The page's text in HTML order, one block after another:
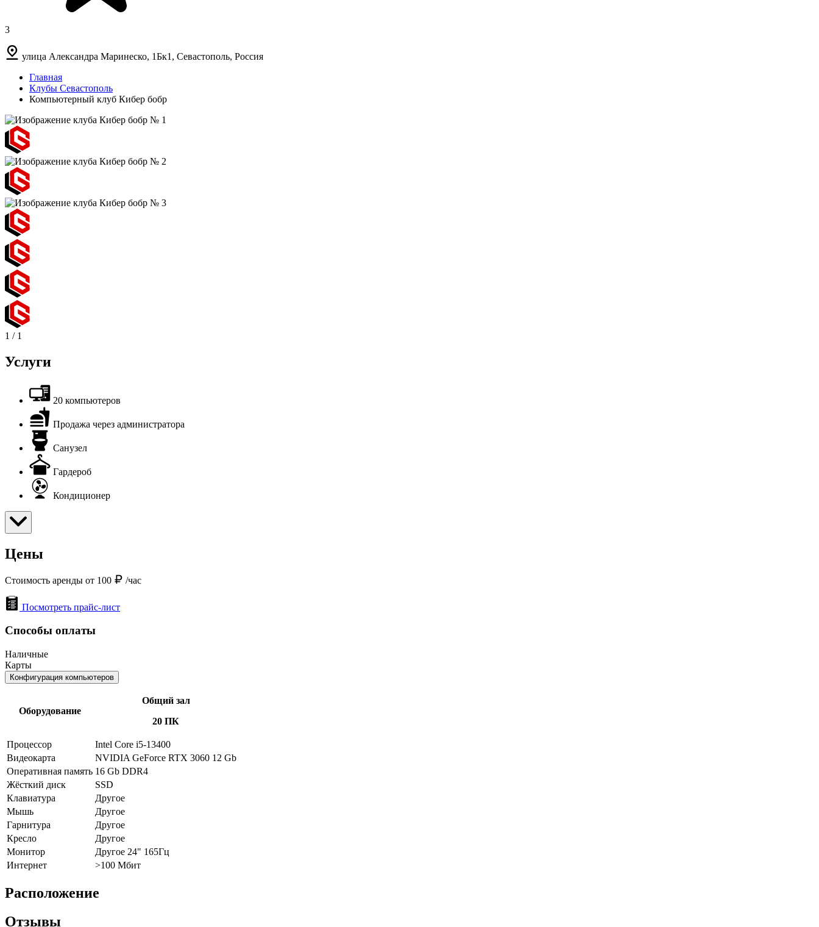
3
улица Александра Маринеско, 1Бк1, Севастополь, Россия
Главная
Клубы Севастополь
Компьютерный клуб Кибер бобр
1 / 1
Услуги
20 компьютеров
Продажа через администратора
Санузел
Гардероб
Кондиционер
Цены
Стоимость аренды от 100 /час
Посмотреть прайс-лист
Способы оплаты
Наличные
Карты
Конфигурация компьютеров
Оборудование
Общий зал
20 ПК
Процессор
Intel Core i5-13400
Видеокарта
NVIDIA GeForce RTX 3060 12 Gb
Оперативная память 16 Gb DDR4
Жёсткий диск
SSD
Клавиатура
Другое
Мышь
Другое
Гарнитура
Другое
Кресло
Другое
Монитор
Другое 24" 165Гц
Интернет
>100 Мбит
Расположение
Отзывы